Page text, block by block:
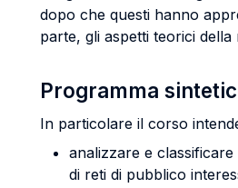
dopo che questi hanno
parte, gli aspetti teorici della
Programma
In particolare il corso
analizzare e
di reti di pubblico